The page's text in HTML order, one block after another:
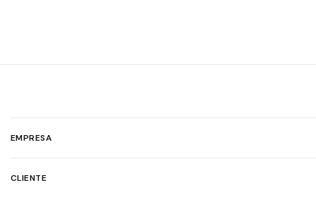
EMPRESA
CLIENTE